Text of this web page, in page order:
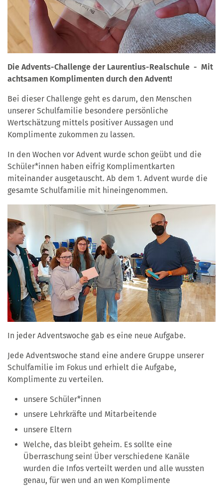
Die Advents-Challenge der Laurentius-Realschule - Mit
achtsamen Komplimenten durch den Advent!
Bei dieser Challenge geht es darum, den Menschen
unserer Schulfamilie besondere persönliche
Wertschätzung mittels positiver Aussagen und
Komplimente zukommen zu lassen.
In den Wochen vor Advent wurde schon geübt und die
Schüler*innen haben eifrig Komplimentkarten
miteinander ausgetauscht. Ab dem 1. Advent wurde die
gesamte Schulfamilie mit hineingenommen.
In jeder Adventswoche gab es eine neue Aufgabe.
Jede Adventswoche stand eine andere Gruppe unserer
Schulfamilie im Fokus und erhielt die Aufgabe,
Komplimente zu verteilen.
unsere Schüler*innen
unsere Lehrkräfte und Mitarbeitende
unsere Eltern
Welche, das bleibt geheim. Es sollte eine
Überraschung sein! Über verschiedene Kanäle
wurden die Infos verteilt werden und alle wussten
genau, für wen und an wen Komplimente